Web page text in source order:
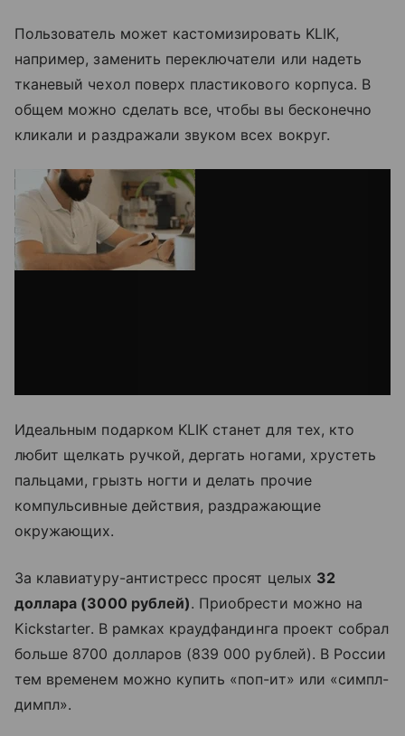
Пользователь может кастомизировать KLIK,
например, заменить переключатели или надеть
тканевый чехол поверх пластикового корпуса. В
общем можно сделать все, чтобы вы бесконечно
кликали и раздражали звуком всех вокруг.
Идеальным подарком KLIK станет для тех, кто
любит щелкать ручкой, дергать ногами, хрустеть
пальцами, грызть ногти и делать прочие
компульсивные действия, раздражающие
окружающих.
За клавиатуру-антистресс просят целых 32
доллара (3000 рублей). Приобрести можно на
Kickstarter. В рамках краудфандинга проект собрал
больше 8700 долларов (839 000 рублей). В России
тем временем можно купить «поп-ит» или «симпл-
димпл».